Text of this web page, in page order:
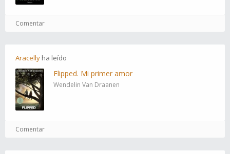
Comentar
Aracelly ha leído
Flipped. Mi primer amor
Wendelin Van Draanen
Comentar